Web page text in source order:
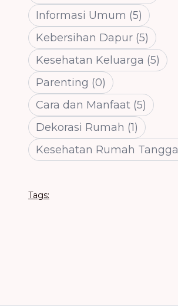
Informasi Umum (5)
Kebersihan Dapur (5)
Kesehatan Keluarga (5)
Parenting (0)
Cara dan Manfaat (5)
Dekorasi Rumah (1)
Kesehatan Rumah Tangga
Tags: